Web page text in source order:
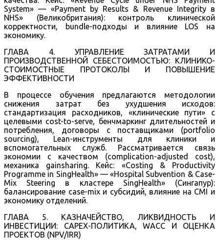
System» — «Payment by Results & Revenue Integrity в
NHS» (Великобритания): контроль клинической
корректности, bundle-подходы и влияние LOS на
экономику.
ГЛАВА 4. УПРАВЛЕНИЕ ЗАТРАТАМИ И
ПРОИЗВОДСТВЕННОЙ СЕБЕСТОИМОСТЬЮ: КЛИНИКО-
СТОИМОСТНЫЕ ПРОТОКОЛЫ И ПОВЫШЕНИЕ
ЭФФЕКТИВНОСТИ
В процессе обучения предлагаются методологии
снижения затрат без ухудшения исходов:
стандартизация расходников, «клинические пути» с
целевыми cost-to-serve, бенчмаркинг длительностей и
потребления, договоры с поставщиками (portfolio
sourcing), Lean-инструменты для клиники и
вспомогательных служб. Рассматривается связь
экономии с качеством (complication-adjusted cost),
механика gainsharing. Кейс: «Costing & Productivity
Programme in SingHealth» — «Hospital Subvention & Case-
Mix Steering в кластере SingHealth» (Сингапур):
балансирование case-mix и субсидий, влияние на CMI и
экономику отделений.
ГЛАВА 5. КАЗНАЧЕЙСТВО, ЛИКВИДНОСТЬ И
ИНВЕСТИЦИИ: CAPEX-ПОЛИТИКА, WACC И ОЦЕНКА
ПРОЕКТОВ (NPV/IRR)